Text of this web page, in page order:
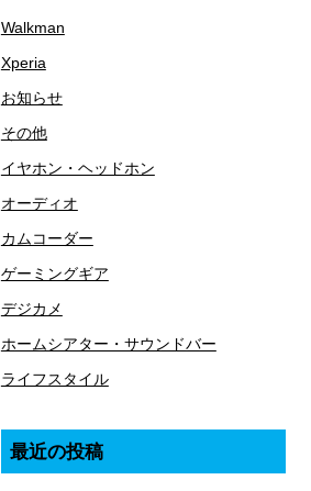
Walkman
Xperia
お知らせ
その他
イヤホン・ヘッドホン
オーディオ
カムコーダー
ゲーミングギア
デジカメ
ホームシアター・サウンドバー
ライフスタイル
最近の投稿